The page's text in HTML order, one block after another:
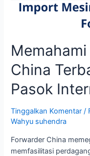
China
Pasok
Tinggalkan Komentar /
Wahyu suhendra
Forwarder China
memfasilitasi